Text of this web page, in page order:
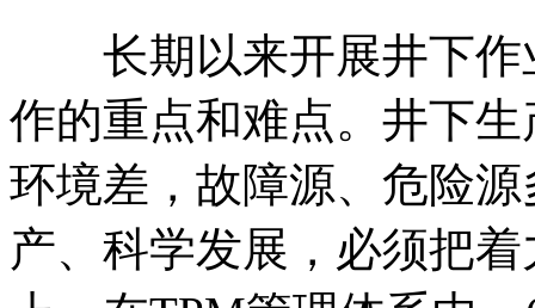
长期以来开展井下作
作的重点和难点。井下
环境差，故障源、危险
产、科学发展，必须把